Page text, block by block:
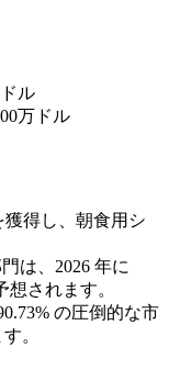
ル
万ドル
獲得し、朝食用シ
は、2026 年に
されます。
の圧倒的な市
。